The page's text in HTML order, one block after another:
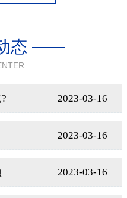
态 ——
2023-03-16
2023-03-16
2023-03-16